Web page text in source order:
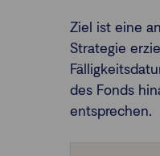
Ziel ist eine
Strategie
des Fonds
entsprechen.